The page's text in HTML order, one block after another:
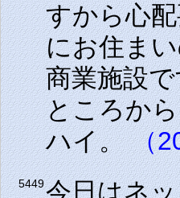
すから心
にお住ま
商業施設
ところか
ハイ。（
5449今日はネ